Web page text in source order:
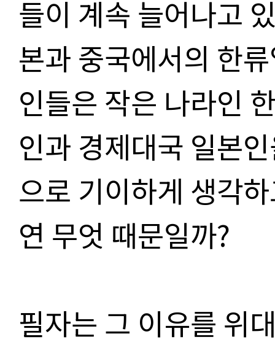
들이 계속 늘어나고
본과 중국에서의 한
인들은 작은 나라인
인과 경제대국 일본
으로 기이하게 생각
연 무엇 때문일까?
필자는 그 이유를 위